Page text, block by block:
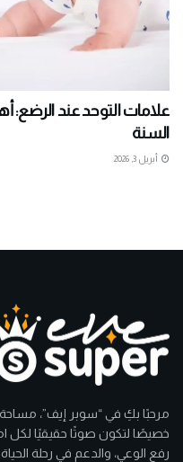
علامات التوحد عند الرضع:
السنة
أبريل 3, 2026
مرحبًا بكِ في “سوبر إيف”،
خصيصًا لتكون صوتًا حقيقيًا لكل
رفع الوعي، والدعم في رحلة الحياة.